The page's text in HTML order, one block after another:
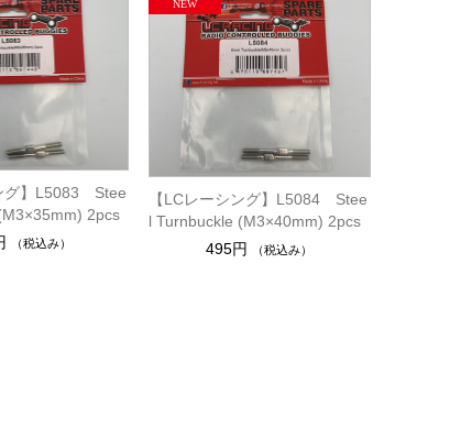
グ】L5083 Stee
2pcs
（税込み）
【LCレーシング】L5084 Stee
l Turnbuckle (M3×40mm) 2pcs
495円
（税込み）